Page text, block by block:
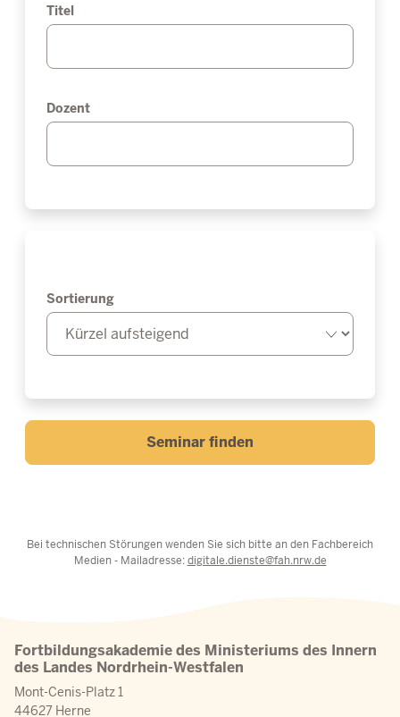
Titel
Dozent
Sortierung
Seminar finden
Bei technischen Störungen wenden Sie sich bitte an den Fachbereich
Medien - Mailadresse:digitale.dienste@fah.nrw.de
Fortbildungsakademie des Ministeriums des Innern
des Landes Nordrhein-Westfalen
Mont-Cenis-Platz 1
44627 Herne